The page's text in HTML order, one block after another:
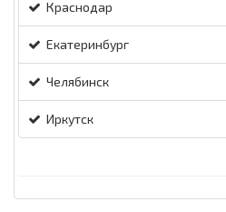
Краснодар
Екатеринбург
Челябинск
Иркутск